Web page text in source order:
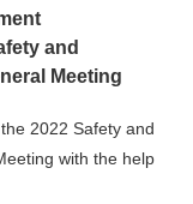
and
Meeting
2022 Safety and
with the help